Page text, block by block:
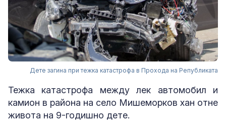
Дете загина при тежка катастрофа в Прохода на Републиката
Тежка катастрофа между лек автомобил и
камион в района на село Мишеморков хан отне
живота на 9-годишно дете.